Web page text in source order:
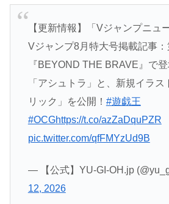
【更新情報】「Vジャンプニュ
Vジャンプ8月特大号掲載記事
『BEYOND THE BRAVE』で
「アシュトラ」と、新規イラス
リック」を公開！ #遊戯王
#OCGhttps://t.co/azZaDquPZR
pic.twitter.com/qfFMYzUd9B
— 【公式】YU-GI-OH.jp
12, 2026